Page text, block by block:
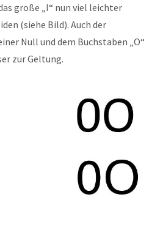
große „I“ nun viel leichter
(siehe Bild). Auch der
Null und dem Buchstaben „O“
zur Geltung.